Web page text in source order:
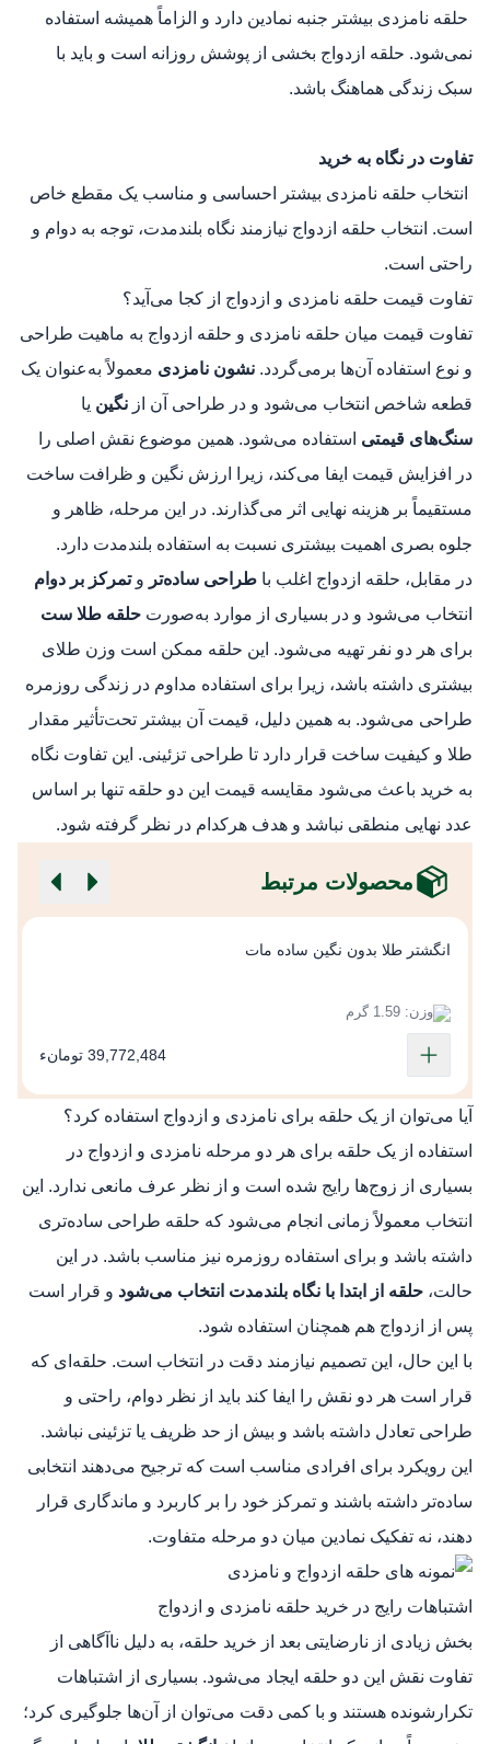
حلقه نامزدی بیشتر جنبه نمادین دارد و الزاماً همیشه استفاده
نمی‌شود. حلقه ازدواج بخشی از پوشش روزانه است و باید با
سبک زندگی هماهنگ باشد.
تفاوت در نگاه به خرید
انتخاب حلقه نامزدی بیشتر احساسی و مناسب یک مقطع خاص
است. انتخاب حلقه ازدواج نیازمند نگاه بلندمدت، توجه به دوام و
راحتی است.
تفاوت قیمت حلقه نامزدی و ازدواج از کجا می‌آید؟
تفاوت قیمت میان حلقه نامزدی و حلقه ازدواج به ماهیت طراحی
و نوع استفاده آن‌ها برمی‌گردد. نشون نامزدی معمولاً به‌عنوان یک
قطعه شاخص انتخاب می‌شود و در طراحی آن از نگین یا
سنگ‌های قیمتی استفاده می‌شود. همین موضوع نقش اصلی را
در افزایش قیمت ایفا می‌کند، زیرا ارزش نگین و ظرافت ساخت
مستقیماً بر هزینه نهایی اثر می‌گذارند. در این مرحله، ظاهر و
جلوه بصری اهمیت بیشتری نسبت به استفاده بلندمدت دارد.
در مقابل، حلقه ازدواج اغلب با طراحی ساده‌تر وتمرکز بر دوام
انتخاب می‌شود و در بسیاری از موارد به‌صورت حلقه طلا ست
برای هر دو نفر تهیه می‌شود. این حلقه ممکن است وزن طلای
بیشتری داشته باشد، زیرا برای استفاده مداوم در زندگی روزمره
طراحی می‌شود. به همین دلیل، قیمت آن بیشتر تحت‌تأثیر مقدار
طلا و کیفیت ساخت قرار دارد تا طراحی تزئینی. این تفاوت نگاه
به خرید باعث می‌شود مقایسه قیمت این دو حلقه تنها بر اساس
عدد نهایی منطقی نباشد و هدف هرکدام در نظر گرفته شود.
محصولات مرتبط
انگشتر طلا بدون نگین ساده مات
وزن: 1.59 گرم
39,772,484 تومانء
آیا می‌توان از یک حلقه برای نامزدی و ازدواج استفاده کرد؟
استفاده از یک حلقه برای هر دو مرحله نامزدی و ازدواج در
بسیاری از زوج‌ها رایج شده است و از نظر عرف مانعی ندارد. این
انتخاب معمولاً زمانی انجام می‌شود که حلقه طراحی ساده‌تری
داشته باشد و برای استفاده روزمره نیز مناسب باشد. در این
حالت، حلقه از ابتدا با نگاه بلندمدت انتخاب می‌شود و قرار است
پس از ازدواج هم همچنان استفاده شود.
با این حال، این تصمیم نیازمند دقت در انتخاب است. حلقه‌ای که
قرار است هر دو نقش را ایفا کند باید از نظر دوام، راحتی و
طراحی تعادل داشته باشد و بیش از حد ظریف یا تزئینی نباشد.
این رویکرد برای افرادی مناسب است که ترجیح می‌دهند انتخابی
ساده‌تر داشته باشند و تمرکز خود را بر کاربرد و ماندگاری قرار
دهند، نه تفکیک نمادین میان دو مرحله متفاوت.
اشتباهات رایج در خرید حلقه نامزدی و ازدواج
بخش زیادی از نارضایتی بعد از خرید حلقه، به دلیل ناآگاهی از
تفاوت نقش این دو حلقه ایجاد می‌شود. بسیاری از اشتباهات
تکرارشونده هستند و با کمی دقت می‌توان از آن‌ها جلوگیری کرد؛